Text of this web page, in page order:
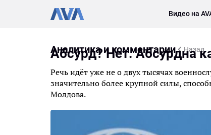
Видео на
Аналитика и комментарии Назад
Абсурд? Нет. Абсурдна
Речь идёт уже не о двух тысячах
значительно более крупной силы,
Молдова.